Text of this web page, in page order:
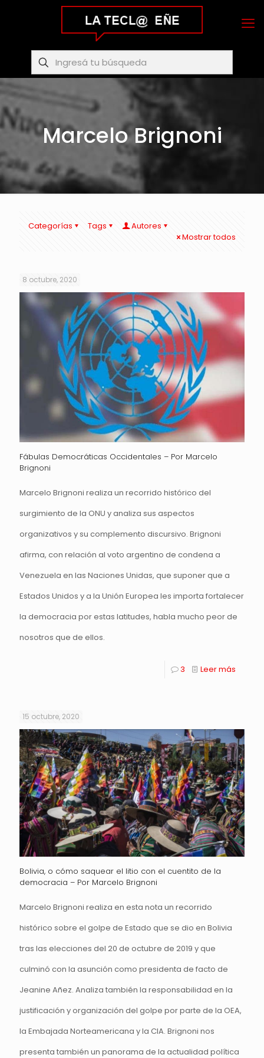
Marcelo Brignoni
Categorías Tags
Autores
Mostrar todos
8 octubre, 2020
Fábulas Democráticas Occidentales – Por Marcelo
Brignoni
Marcelo Brignoni realiza un recorrido histórico del
surgimiento de la ONU y analiza sus aspectos
organizativos y su complemento discursivo. Brignoni
afirma, con relación al voto argentino de condena a
Venezuela en las Naciones Unidas, que suponer que a
Estados Unidos y a la Unión Europea les importa fortalecer
la democracia por estas latitudes, habla mucho peor de
nosotros que de ellos.
3 Leer más
15 octubre, 2020
Bolivia, o cómo saquear el litio con el cuentito de la
democracia – Por Marcelo Brignoni
Marcelo Brignoni realiza en esta nota un recorrido
histórico sobre el golpe de Estado que se dio en Bolivia
tras las elecciones del 20 de octubre de 2019 y que
culminó con la asunción como presidenta de facto de
Jeanine Añez. Analiza también la responsabilidad en la
justificación y organización del golpe por parte de la OEA,
la Embajada Norteamericana y la CIA. Brignoni nos
presenta también un panorama de la actualidad política